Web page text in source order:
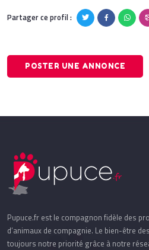
Partager ce profil :
POSTER UNE ANNONCE
Pupuce.fr est le compagnon fidèle des
d’animaux de compagnie. Le bien-être
toujours notre priorité grâce à notre